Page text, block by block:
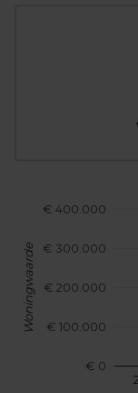
€ 0
€ 100.000
€ 200.000
€ 300.000
€ 400.000
Woningwaarde